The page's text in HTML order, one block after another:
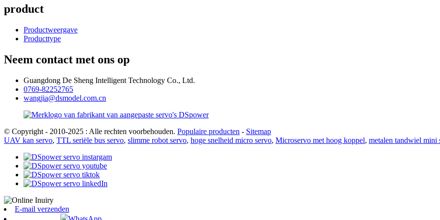
product
Productweergave
Producttype
Neem contact met ons op
Guangdong De Sheng Intelligent Technology Co., Ltd.
0769-82252765
wangjia@dsmodel.com.cn
© Copyright - 2010-2025 : Alle rechten voorbehouden. Populaire producten - Sitemap
UAV kan servo, TTL seriële bus servo, slimme robot servo, hoge snelheid micro servo, Microservo met hoog koppel, metalen tandwiel mini
E-mail verzenden